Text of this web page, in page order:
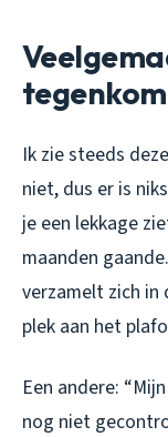
tegenkom
Ik zie steeds
niet, dus er is
je een lekkage
maanden
verzamelt zich in
plek aan het
Een andere:
nog niet